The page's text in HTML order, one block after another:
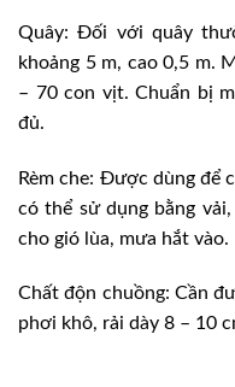
Quây: Ðối với quây
khoảng 5 m, cao 0,5 m.
– 70 con vịt. Chuẩn bị
đủ.
Rèm che: Ðược dùng để
có thể sử dụng bằng
cho gió lùa, mưa hắt vào.
Chất độn chuồng: Cần
phơi khô, rải dày 8 – 10